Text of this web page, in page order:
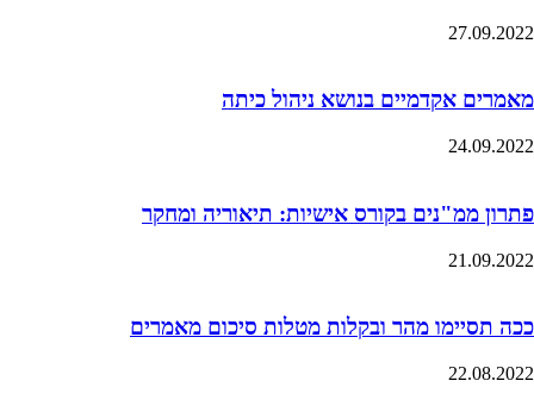
27.09.2022
מאמרים אקדמיים בנושא ניהול כיתה
24.09.2022
פתרון ממ"נים בקורס אישיות: תיאוריה ומחקר
21.09.2022
ככה תסיימו מהר ובקלות מטלות סיכום מאמרים
22.08.2022